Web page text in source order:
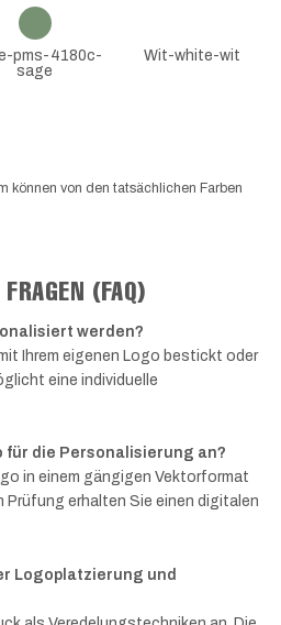
pms-4180c-
sage
Wit-white-wit
können von den tatsächlichen Farben
(FAQ)
werden?
Ihrem eigenen Logo bestickt oder
eine individuelle
für die Personalisierung an?
in einem gängigen Vektorformat
Prüfung erhalten Sie einen digitalen
Logoplatzierung und